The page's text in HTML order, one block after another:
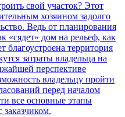
свой участок? Этот
хозяином задолго
Ведь от планирования
«сядет» дом на рельеф, как
благоустроена территория
затраты владельца на
перспективе
владельцу пройти
перед началом
все основные этапы
заказчиком.